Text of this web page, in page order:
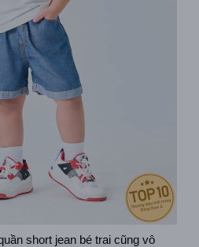
short jean bé trai cũng vô